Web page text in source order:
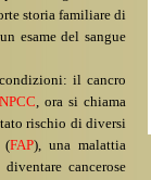
storia familiare di
esame del sangue
il cancro
, ora si chiama
rischio di diversi
FAP), una malattia
cancerose